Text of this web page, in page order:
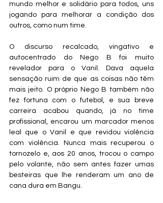
mundo melhor e solidário para todos, uns
jogando para melhorar a condição dos
outros, como num time.
O discurso recalcado, vingativo e
autocentrado do Nego B foi muito
revelador para o Vanil. Dava aquela
sensação ruim de que as coisas não têm
mais jeito. O próprio Nego B também não
fez fortuna com o futebol, e sua breve
carreira acabou quando, já no time
profissional, encarou um marcador menos
leal que o Vanil e que revidou violência
com violência. Nunca mais recuperou o
tornozelo e, aos 20 anos, trocou o campo
pelo volante, não sem antes fazer umas
besteiras que lhe renderam um ano de
cana dura em Bangu.